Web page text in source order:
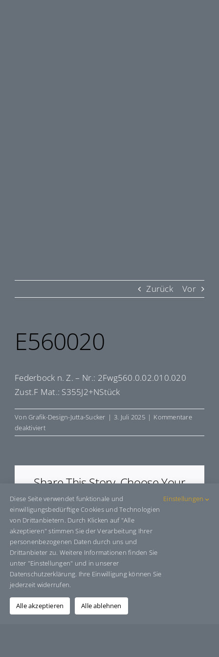
Zurück Vor
E560020
Federbock n. Z. – Nr.: 2Fwg560.0.02.010.020
Zust.F Mat.: S355J2+NStück
VonGrafik-Design-Jutta-Sucker | 3. Juli 2025 | Kommentare
deaktiviertfür
E560020
Share This Story, Choose Your
Platform!
Facebook Bluesky WhatsAppTelegram
E-
Mail
Über den Autor: Grafik-Design-Jutta-Sucker
Diese Seite verwendet funktionale und
einwilligungsbedürftige Cookies und Technologien
von Drittanbietern. Durch Klicken auf "Alle
akzeptieren" stimmen Sie der Verarbeitung Ihrer
personenbezogenen Daten durch uns und
Drittanbieter zu. Weitere Informationen finden Sie
unter "Einstellungen" und in unserer
Datenschutzerklärung. Ihre Einwilligung können Sie
jederzeit widerrufen.
Einstellungen
Alle akzeptieren Alle ablehnen